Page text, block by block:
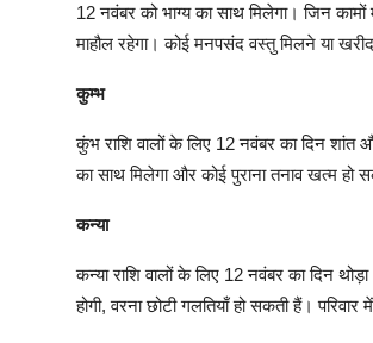
12 नवंबर को भाग्य का साथ मिलेगा। जिन
माहौल रहेगा। कोई मनपसंद वस्तु मिलने या
कुम्भ
कुंभ राशि वालों के लिए 12 नवंबर का दिन शांत
का साथ मिलेगा और कोई पुराना तनाव खत्म हो
कन्या
कन्या राशि वालों के लिए 12 नवंबर का दिन
होगी, वरना छोटी गलतियाँ हो सकती हैं।